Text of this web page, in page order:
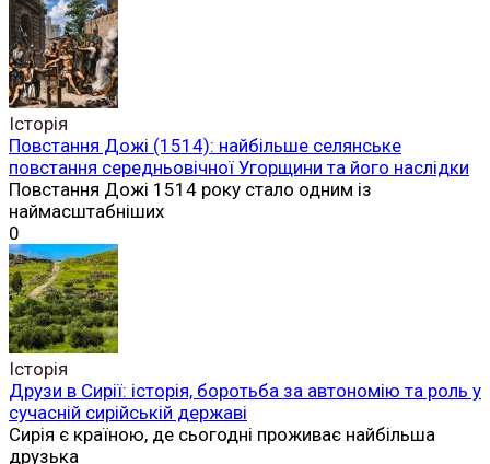
Історія
Повстання Дожі (1514): найбільше селянське
повстання середньовічної Угорщини та його наслідки
Повстання Дожі 1514 року стало одним із
наймасштабніших
0
Історія
Друзи в Сирії: історія, боротьба за автономію та роль у
сучасній сирійській державі
Сирія є країною, де сьогодні проживає найбільша
друзька